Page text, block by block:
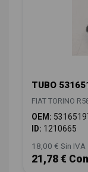
TUBO
FIAT TORINO
OEM:
ID: 1210665
18,00 € Sin IVA
21,78 €